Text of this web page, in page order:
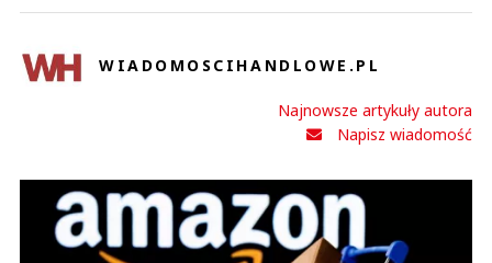
WIADOMOSCIHANDLOWE.PL
Najnowsze artykuły autora
Napisz wiadomość